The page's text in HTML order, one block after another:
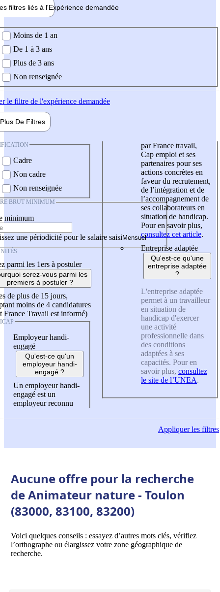
filtres liés à l'Expérience demandée
demandée
Moins de 1 an
De 1 à 3 ans
Plus de 3 ans
Non renseignée
le filtre de l'expérience demandée
Plus De Filtres
Cadre
Non cadre
Non renseignée
BRUT MINIMUM
minimum
une périodicité pour le salaire saisi
parmi les 1ers à postuler
serez-vous parmi les
premiers à postuler ?
de plus de 15 jours,
moins de 4 candidatures
France Travail est informé)
Employeur handi-
engagé
Qu'est-ce qu'un
employeur handi-
engagé ?
Un employeur handi-
engagé est un
employeur reconnu
par France travail,
Cap emploi et ses
partenaires pour ses
actions concrètes en
faveur du recrutement,
de l’intégration et de
l’accompagnement de
ses collaborateurs en
situation de handicap.
Pour en savoir plus,
consultez cet article.
Entreprise adaptée
Qu'est-ce qu'une
entreprise adaptée
?
L'entreprise adaptée
permet à un travailleur
en situation de
handicap d'exercer
une activité
professionnelle dans
des conditions
adaptées à ses
capacités. Pour en
savoir plus, consultez
le site de l’UNEA.
Appliquerles filtres
Aucune offre pour la recherche
de Animateur nature - Toulon
(83000, 83100, 83200)
Voici quelques conseils : essayez d’autres mots clés, vérifiez
l’orthographe ou élargissez votre zone géographique de
recherche.